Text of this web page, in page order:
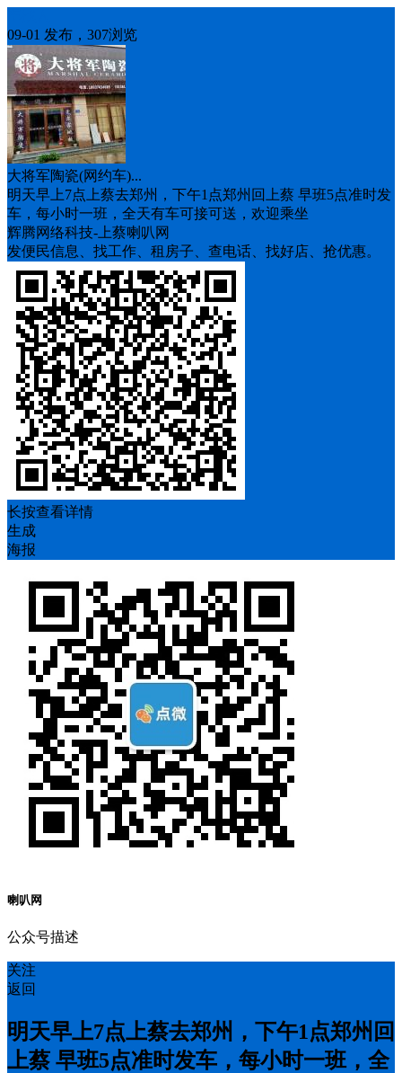
09-01 发布，307浏览
大将军陶瓷(网约车)...
明天早上7点上蔡去郑州，下午1点郑州回上蔡 早班5点准时发
车，每小时一班，全天有车可接可送，欢迎乘坐
辉腾网络科技-上蔡喇叭网
发便民信息、找工作、租房子、查电话、找好店、抢优惠。
长按查看详情
生成
海报
喇叭网
公众号描述
关注
返回
明天早上7点上蔡去郑州，下午1点郑州回
上蔡 早班5点准时发车，每小时一班，全